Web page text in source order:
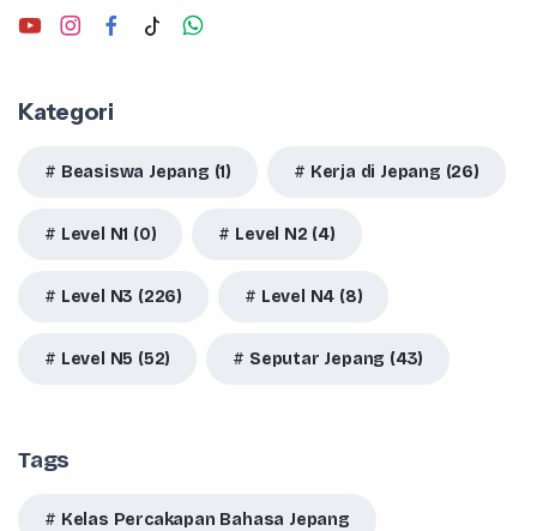
Kategori
Beasiswa Jepang (1) Kerja di Jepang (26)
Level N1 (0) Level N2 (4)
Level N3 (226) Level N4 (8)
Level N5 (52) Seputar Jepang (43)
Tags
Kelas Percakapan Bahasa Jepang